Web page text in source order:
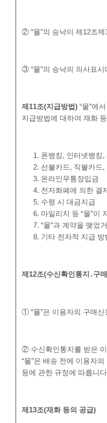
② “몰”의 승낙이 제12조
③ “몰”의 승낙의 의사표
제 11조(지급방법)“몰”에
지급방법에 대하여 재화
폰뱅킹, 인터넷뱅킹,
선불카드, 직불카드,
온라인무통장입금
전자화폐에 의한 결제
수령 시 대금지급
마일리지 등 “몰”이
“몰”과 계약을 맺었
기타 전자적 지급
제 12조(수신확인통지 ․구
① “몰”은 이용자의 구매
② 수신확인통지를 받은
“몰”은 배송 전에 이용자
등에 관한 규정에 따릅니
제 13조(재화 등의 공급)